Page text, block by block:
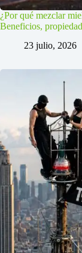
¿Por qué mezclar
Beneficios,
23 julio, 2026